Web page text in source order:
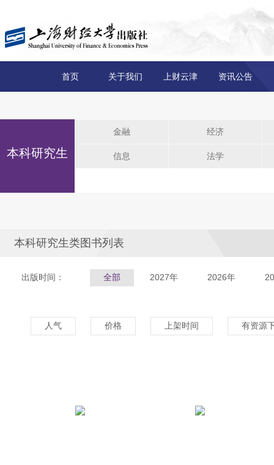
首页 关于我们 上财云津 资讯公告
本科研究生
金融 经济
信息 法学
本科研究生类图书列表
出版时间： 全部 2027年 2026年
人气 价格 上架时间 有资源